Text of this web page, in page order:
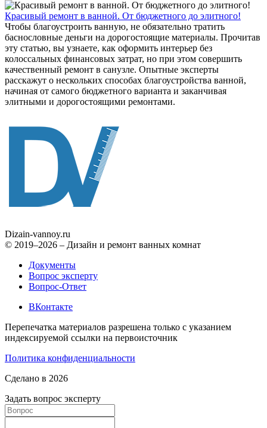
Красивый ремонт в ванной. От бюджетного до элитного!
Чтобы благоустроить ванную, не обязательно тратить
баснословные деньги на дорогостоящие материалы. Прочитав
эту статью, вы узнаете, как оформить интерьер без
колоссальных финансовых затрат, но при этом совершить
качественный ремонт в санузле. Опытные эксперты
расскажут о нескольких способах благоустройства ванной,
начиная от самого бюджетного варианта и заканчивая
элитными и дорогостоящими ремонтами.
Dizain-vannoy.ru
© 2019–2026 – Дизайн и ремонт ванных комнат
Документы
Вопрос эксперту
Вопрос-Ответ
ВКонтакте
Перепечатка материалов разрешена только с указанием
индексируемой ссылки на первоисточник
Политика конфиденциальности
Сделано в 2026
Задать вопрос эксперту